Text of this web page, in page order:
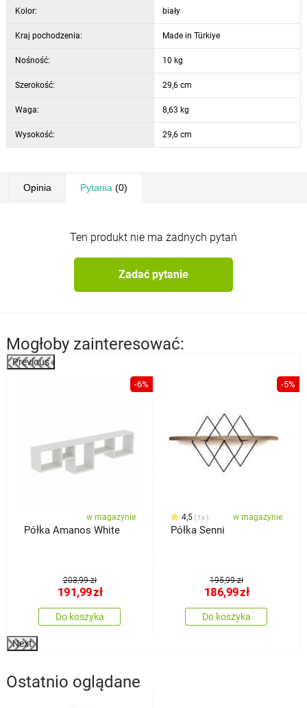
Kolor: biały
Kraj pochodzenia: Made in Türkiye
Nośność: 10 kg
Szerokość: 29,6 cm
Waga: 8,63 kg
Wysokość: 29,6 cm
Opinia Pytania (0)
Ten produkt nie ma żadnych pytań
Zadać pytanie
Mogłoby zainteresować:
Previous
-6%
w magazynie
Półka Amanos White
203,99 zł
191,99zł
Do koszyka
-5%
4,5 1x w magazynie
Półka Senni
195,99 zł
186,99zł
Do koszyka
Next
Ostatnio oglądane